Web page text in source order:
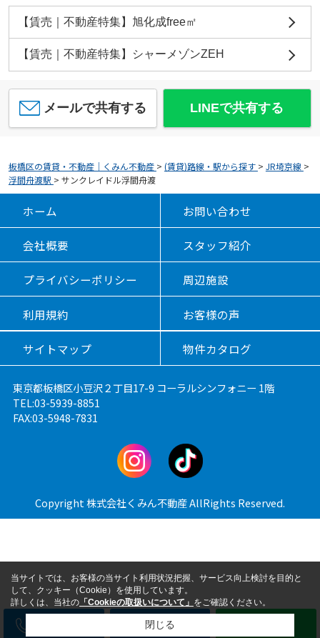
【賃売｜不動産特集】旭化成free㎡
【賃売｜不動産特集】シャーメゾンZEH
メールで共有する LINEで共有する
板橋区の賃貸・不動産｜くみん不動産 > (賃貸)路線・駅から探す > JR埼京線 >
浮間舟渡駅 > サンクレイドル浮間舟渡
ホーム お問い合わせ
会社概要 スタッフ紹介
プライバシーポリシー 周辺施設
利用規約 お客様の声
サイトマップ 物件カタログ
東京都板橋区小豆沢２丁目17-9 コーラルシンフォニー 1階
TEL:03-5939-8851
FAX:03-5948-7831
Copyright 株式会社くみん不動産 AllRights Reserved.
メール
当サイトでは、お客様の当サイト利用状況把握、サービス向上検討を目的と
して、クッキー（Cookie）を使用しています。
詳しくは、当社の 「Cookieの取扱いについて」 をご確認ください。
閉じる